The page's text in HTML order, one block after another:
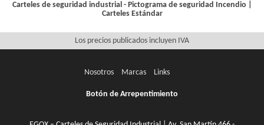
Carteles de seguridad industrial - Pictograma de seguridad Incendio
Carteles Estándar
Los precios publicados incluyen IVA
Nosotros Marcas Links
Botón de Arrepentimiento